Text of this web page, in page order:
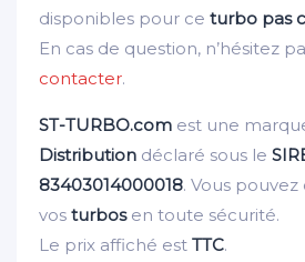
disponibles pour ce turbo pas
En cas de question, n’hésitez
contacter.
ST-TURBO.com est une
Distribution déclaré sous le
83403014000018. Vous
vos turbosen toute sécurité.
Le prix affiché est TTC.